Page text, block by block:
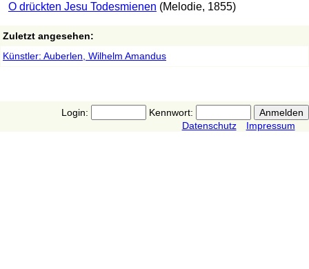
O drückten Jesu Todesmienen (Melodie, 1855)
Zuletzt angesehen:
Künstler: Auberlen, Wilhelm Amandus
Login:
Kennwort:
Datenschutz
Impressum